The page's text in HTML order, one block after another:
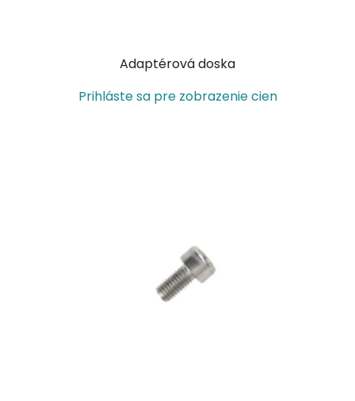
Adaptérová doska
Prihláste sa pre zobrazenie cien